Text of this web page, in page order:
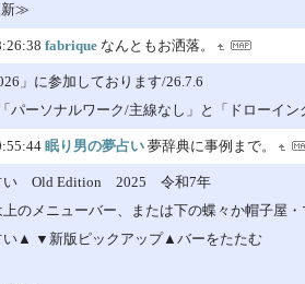
新≫
fabrique なんともお洒落。
」に参加しております/26.7.6
パーソナルワーク/主線なし」と「ドローイ
眠り男の夢占い 夢辞典に事例まで。
い Old Edition 2025 令和7年
上のメニューバー、または下の蝶々か帽子屋
い▲ ▼新版ピックアップ▲バーをたたむ